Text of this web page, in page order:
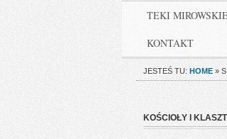
TEKI
KONTAKT
JESTEŚ TU: HOME »
KOŚCIOŁY I